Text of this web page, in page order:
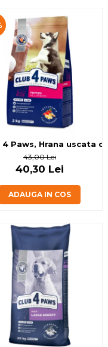
rasele, cu pui, 400g
4 Paws, Hrana uscata
43,00 Lei
40,30 Lei
ADAUGA IN COS